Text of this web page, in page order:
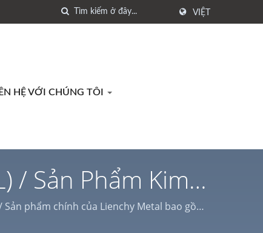
VIỆT
HỆ VỚI CHÚNG TÔI
/ Sản Phẩm Kim
Metal
phẩm chính của Lienchy Metal bao gồm
trong nhà & ngoài trời và vỏ thiết bị gia